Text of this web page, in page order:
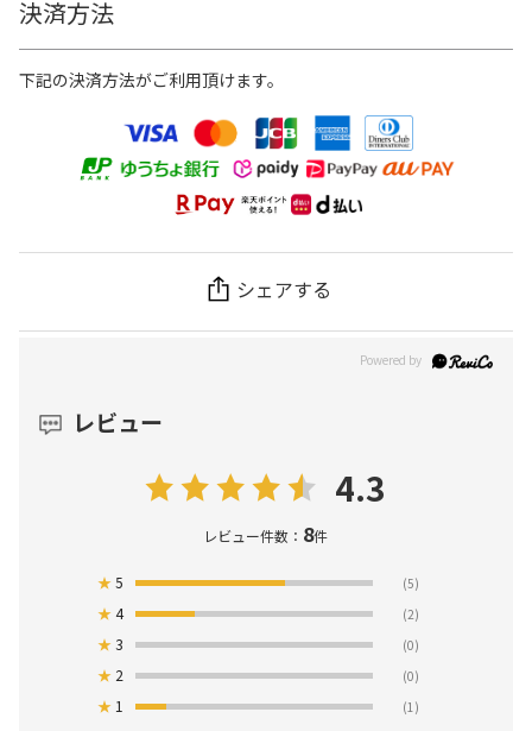
決済方法
下記の決済方法がご利用頂けます。
シェアする
レビュー
4.3
レビュー件数： 8件
★5 (5)
★4 (2)
★3 (0)
★ 2 (0)
★ 1 (1)